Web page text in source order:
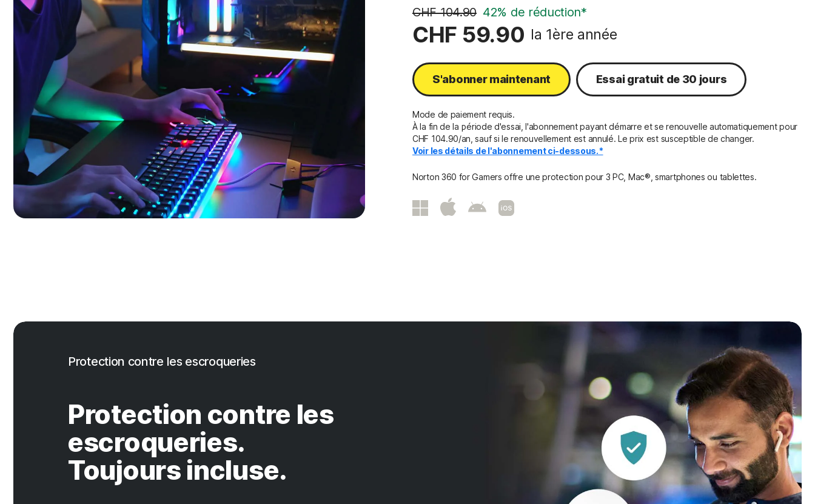
CHF 104.90 42% de réduction*
CHF 59.90 la 1ère année
S'abonner maintenant Essai gratuit de 30 jours
Mode de paiement requis.
À la fin de la période d'essai, l'abonnement payant démarre et se renouvelle automatiquement pour
CHF 104.90/an, sauf si le renouvellement est annulé. Le prix est susceptible de changer.
Voir les détails de l'abonnement ci-dessous.*
Norton 360 for Gamers offre une protection pour 3 PC, Mac®, smartphones ou tablettes.
Protection contre les escroqueries
Protection contre les
escroqueries.
Toujours incluse.